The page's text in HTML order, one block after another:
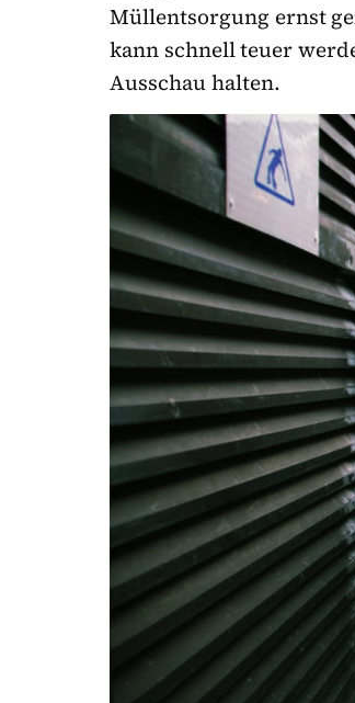
Müllentsorgung ernst
kann schnell teuer
Ausschau halten.